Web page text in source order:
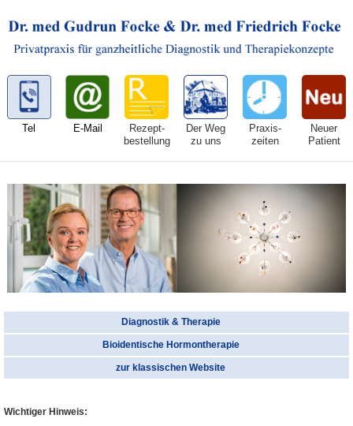
Tel E-Mail
Rezept-
bestellung
Der Weg
zu uns
Praxis-
zeiten
Neuer
Patient
Diagnostik & Therapie
Bioidentische Hormontherapie
zur klassischen Website
Wichtiger Hinweis: